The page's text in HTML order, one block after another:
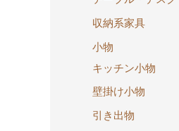
収納系家具
小物
キッチン小物
壁掛け小物
引き出物